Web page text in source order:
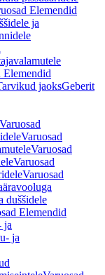
Elemendid
ja
Elemendid
jaoksGeberit
Varuosad
Varuosad
Varuosad
Varuosad
Varuosad
duššidele
Elemendid
ja
ja